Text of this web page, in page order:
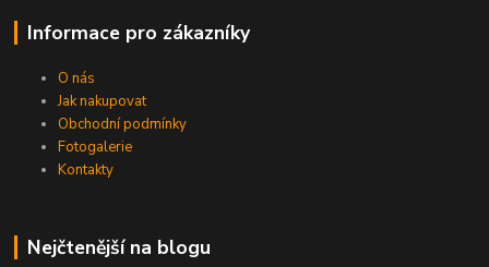
Informace pro zákazníky
O nás
Jak nakupovat
Obchodní podmínky
Fotogalerie
Kontakty
Nejčtenější na blogu